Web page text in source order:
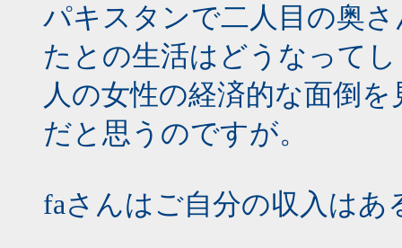
パキスタンで二人目の奥
たとの生活はどうなって
人の女性の経済的な面倒
だと思うのですが。
faさんはご自分の収入はあ